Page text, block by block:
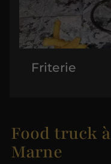
Friterie
Food truck
Marne